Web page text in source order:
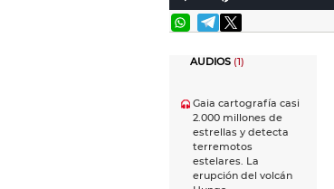
AUDIOS (1)
Gaia cartografía casi
2.000 millones de
estrellas y detecta
terremotos
estelares. La
erupción del volcán